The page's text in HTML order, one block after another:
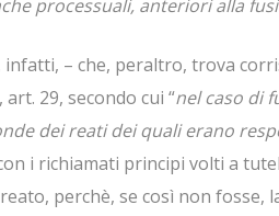
processuali, anteriori alla
infatti, – che, peraltro, trova
art. 29, secondo cui “nel caso di
dei reati dei quali erano
i richiamati principi volti a
perchè, se così non